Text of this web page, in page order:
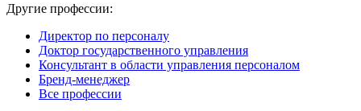
Другие профессии:
Директор по персоналу
Доктор государственного управления
Консультант в области управления персоналом
Бренд-менеджер
Все профессии